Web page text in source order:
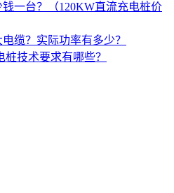
一台？（120KW直流充电桩价
缆？实际功率有多少？
技术要求有哪些？